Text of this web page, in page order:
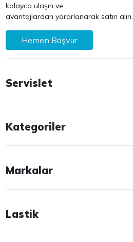
kolayca ulaşın ve
avantajlardan yararlanarak satın alın.
Hemen Başvur
Servislet
Kategoriler
Markalar
Lastik